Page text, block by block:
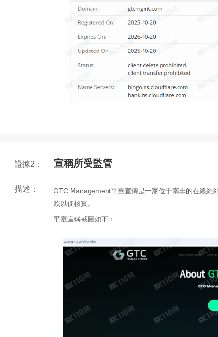
證據2： 宣稱所受監管
描述：
GTC Management平臺宣傳是一家位于南非的在線經
照以便核實。
平臺宣稱截圖如下：